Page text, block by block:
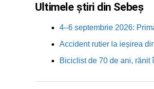
Ultimele știri din Sebeș
4–6 septembrie 2026:
Accident rutier la ieșirea
Biciclist de 70 de ani, rănit